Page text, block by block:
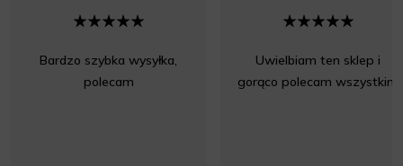
Bardzo szybka wysyłka,
polecam
Uwielbiam ten sklep i
gorąco polecam wszystkim